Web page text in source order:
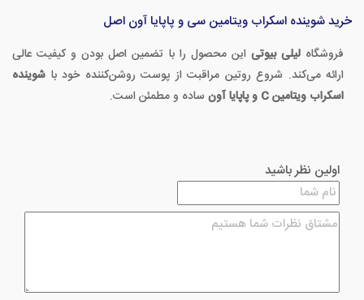
خرید شوینده اسکراب ویتامین سی و پاپایا آون اصل
فروشگاهلیلی بیوتی این محصول را با تضمین اصل بودن و کیفیت عالی
ارائه می‌کند. شروع روتین مراقبت از پوست روشن‌کننده خود با شوینده
اسکراب ویتامین C و پاپایا آون
ساده و مطمئن است.
اولین نظر باشید